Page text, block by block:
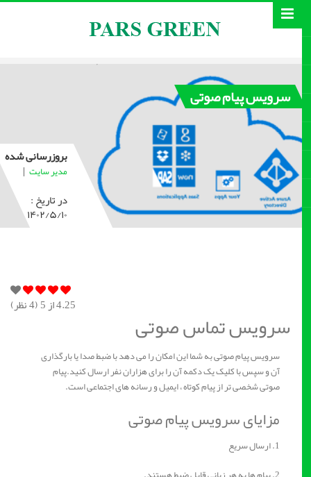
سرویس پیام صوتی
بروزرسانی شده
مدیر سایت |
در تاریخ :
۱۴۰۲/۵/۱۰
4.25از 5 ( 4نظر)
سرویس تماس صوتی
سرویس پیام صوتی به شما این امکان را می دهد با ضبط صدا یا بارگذاری
آن و سپس با کلیک یک دکمه آن را برای هزاران نفر ارسال کنید.پیام
صوتی شخصی تر از پیام کوتاه ، ایمیل و رسانه های اجتماعی است.
مزایای سرویس پیام صوتی